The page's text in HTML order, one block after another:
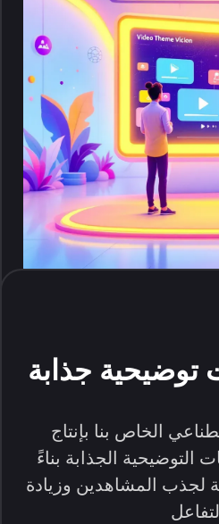
توضيحية جذابة
الخاص بنا بإنتاج
الجذابة بناءً
لجذب المشاهدين وزيادة